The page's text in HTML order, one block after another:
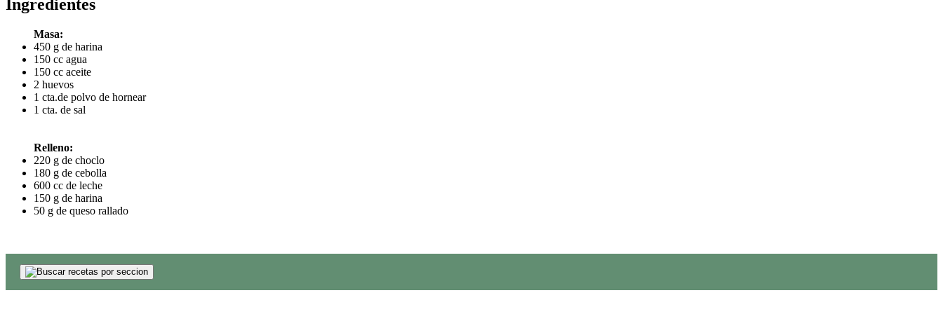
Ingredientes
Masa:
450 g de harina
150 cc agua
150 cc aceite
2 huevos
1 cta.de polvo de hornear
1 cta. de sal
Relleno:
220 g de choclo
180 g de cebolla
600 cc de leche
150 g de harina
50 g de queso rallado